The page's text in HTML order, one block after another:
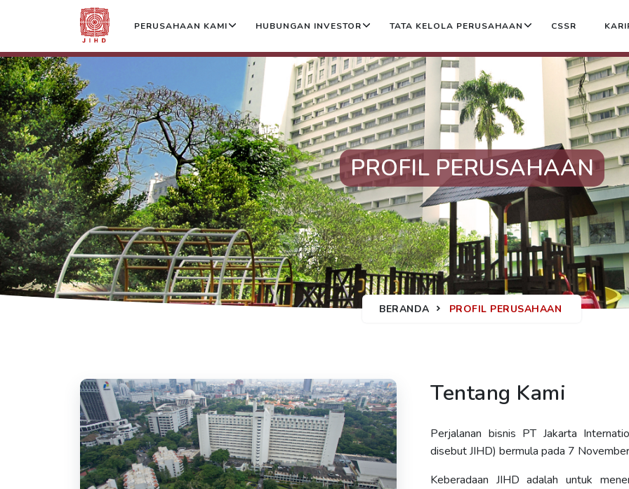
PERUSAHAAN KAMI HUBUNGAN INVESTOR TATA KELOLA PERUSAHAAN CSSR
PROFIL PERUSAHAAN
BERANDA PROFIL PERUSAHAAN
Tentang Kami
Perjalanan bisnis PT Jakarta
disebut JIHD) bermula pada 7
Keberadaan JIHD adalah untuk